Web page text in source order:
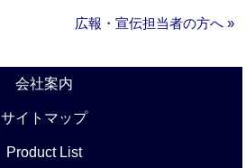
広報・宣伝担当者の方へ »
会社案内
サイトマップ
Product List